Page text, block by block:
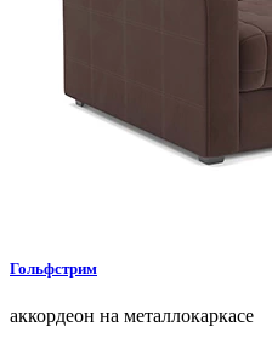
Гольфстрим
аккордеон на металлокаркасе